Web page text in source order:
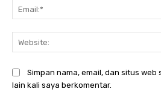
Simpan nama, email, dan situs
lain kali saya berkomentar.